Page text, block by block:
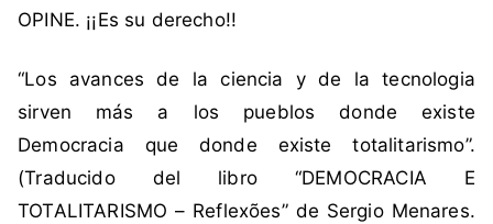
OPINE. ¡¡Es su derecho!!
“Los avances de la ciencia y de la tecnologia
sirven más a los pueblos donde existe
Democracia que donde existe totalitarismo”.
(Traducido del libro “DEMOCRACIA E
TOTALITARISMO – Reflexões” de Sergio Menares.